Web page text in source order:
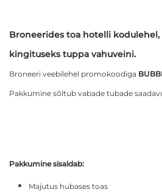
Broneerides toa hotelli kodulehel,
kingituseks tuppa vahuveini.
Broneeri veebilehel promokoodiga
Pakkumine sõltub vabade tubade
Pakkumine sisaldab:
Majutus hubases toas